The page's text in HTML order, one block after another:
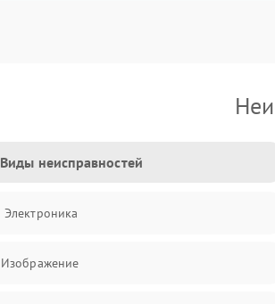
Виды неисправностей
Электроника
Изображение